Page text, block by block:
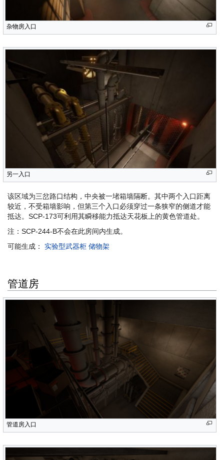
杂物房入口
另一入口
该区域为三岔路口结构，中央被一堵箱墙隔断。其中两个入口距离
较近，不受箱墙影响，但第三个入口必须穿过一条狭窄的侧道才能
抵达。SCP-173可利用其瞬移能力抵达天花板上的黄色管道处。
注：SCP-244-B不会在此房间内生成。
可能生成： 实验型武器柜 储物架
管道房
管道房入口